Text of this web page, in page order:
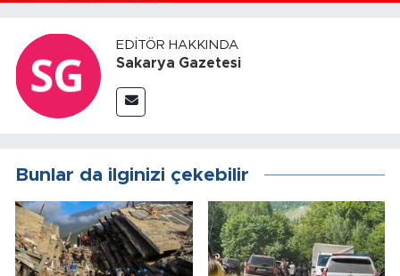
EDITÖR HAKKINDA
Sakarya Gazetesi
Bunlar da ilginizi çekebilir